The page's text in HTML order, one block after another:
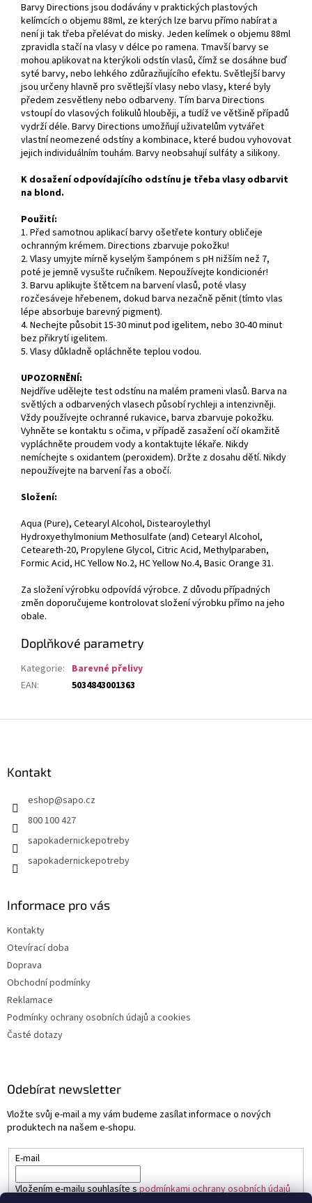
Barvy Directions jsou dodávány v praktických plastových
kelímcích o objemu 88ml, ze kterých lze barvu přímo nabírat a
není ji tak třeba přelévat do misky. Jeden kelímek o objemu 88ml
zpravidla stačí na vlasy v délce po ramena. Tmavší barvy se
mohou aplikovat na kterýkoli odstín vlasů, čímž se dosáhne buď
syté barvy, nebo lehkého zdůrazňujícího efektu. Světlejší barvy
jsou určeny hlavně pro světlejší vlasy nebo vlasy, které byly
předem zesvětleny nebo odbarveny. Tím barva Directions
vstoupí do vlasových folikulů hlouběji, a tudíž ve většině případů
vydrží déle. Barvy Directions umožňují uživatelům vytvářet
vlastní neomezené odstíny a kombinace, které budou vyhovovat
jejich individuálním touhám. Barvy neobsahují sulfáty a silikony.
K dosažení odpovídajícího odstínu je třeba vlasy odbarvit
na blond.
Použití:
1. Před samotnou aplikací barvy ošetřete kontury obličeje
ochranným krémem. Directions zbarvuje pokožku!
2. Vlasy umyjte mírně kyselým šampónem s pH nižším než 7,
poté je jemně vysušte ručníkem. Nepoužívejte kondicionér!
3. Barvu aplikujte štětcem na barvení vlasů, poté vlasy
rozčesáveje hřebenem, dokud barva nezačně pěnit (tímto vlas
lépe absorbuje barevný pigment).
4. Nechejte působit 15-30 minut pod igelitem, nebo 30-40 minut
bez přikrytí igelitem.
5. Vlasy důkladně opláchněte teplou vodou.
UPOZORNĚNÍ:
Nejdříve udělejte test odstínu na malém prameni vlasů. Barva na
světlých a odbarvených vlasech působí rychleji a intenzivněji.
Vždy používejte ochranné rukavice, barva zbarvuje pokožku.
Vyhněte se kontaktu s očima, v případě zasažení očí okamžitě
vypláchněte proudem vody a kontaktujte lékaře. Nikdy
nemíchejte s oxidantem (peroxidem). Držte z dosahu dětí. Nikdy
nepoužívejte na barvení řas a obočí.
Složení:
Aqua (Pure), Cetearyl Alcohol, Distearoylethyl
Hydroxyethylmonium Methosulfate (and) Cetearyl Alcohol,
Ceteareth-20, Propylene Glycol, Citric Acid, Methylparaben,
Formic Acid, HC Yellow No.2, HC Yellow No.4, Basic Orange 31.
Za složení výrobku odpovídá výrobce. Z důvodu případných
změn doporučujeme kontrolovat složení výrobku přímo na jeho
obale.
Doplňkové parametry
Kategorie: Barevné přelivy
EAN: 5034843001363
Kontakt
eshop@sapo.cz
800 100 427
sapokadernickepotreby
sapokadernickepotreby
Informace pro vás
Kontakty
Otevírací doba
Doprava
Obchodní podmínky
Reklamace
Podmínky ochrany osobních údajů a cookies
Časté dotazy
Odebírat newsletter
Vložte svůj e-mail a my vám budeme zasílat informace o nových
produktech na našem e-shopu.
E-mail
Vložením e-mailu souhlasíte spodmínkami ochrany osobních údajů